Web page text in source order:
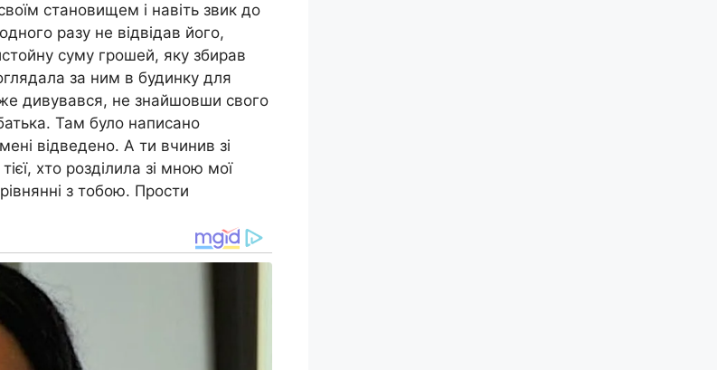
становищем і навіть звик до
разу не відвідав його,
суму грошей, яку збирав
за ним в будинку для
дивувався, не знайшовши свого
Там було написано
відведено. А ти вчинив зі
хто розділила зі мною мої
з тобою. Прости